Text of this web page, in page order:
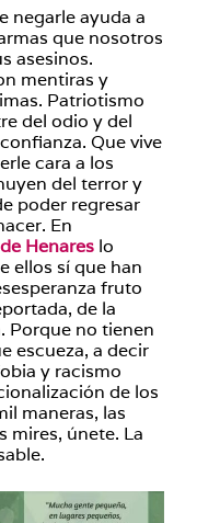
negarle ayuda a
que nosotros
asesinos.
mentiras y
Patriotismo
del odio y del
Que vive
cara a los
del terror y
poder regresar
En
Henares lo
ellos sí que han
fruto
de la
Porque no tienen
escueza, a decir
y racismo
de los
maneras, las
mires, únete. La